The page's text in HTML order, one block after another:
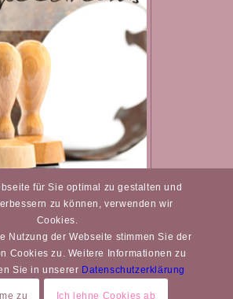
Stempel
für Sie optimal zu gestalten und
zu können, verwenden wir
Cookies.
Nutzung der Webseite stimmen Sie der
Cookies zu. Weitere Informationen zu
Sie in unserer Datenschutzerklärung
zu Ich lehne Cookies ab